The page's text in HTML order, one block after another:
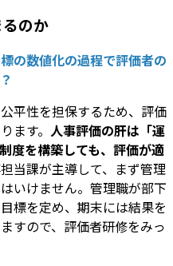
のか
の数値化の過程で評価者の
平性を担保するため、評価
ます。 人事評価の肝は「運
度を構築しても、評価が適
当課が主導して、まず管理
いけません。管理職が部下
標を定め、期末には結果を
すので、評価者研修をみっ